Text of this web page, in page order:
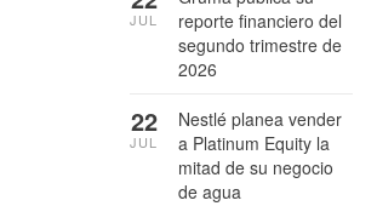
reporte financiero del
segundo trimestre de
2026
JUL
Nestlé planea vender
a Platinum Equity la
mitad de su negocio
de agua
22
JUL